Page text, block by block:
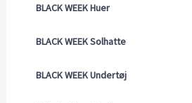
BLACK WEEK Huer
BLACK WEEK Solhatte
BLACK WEEK Undertøj